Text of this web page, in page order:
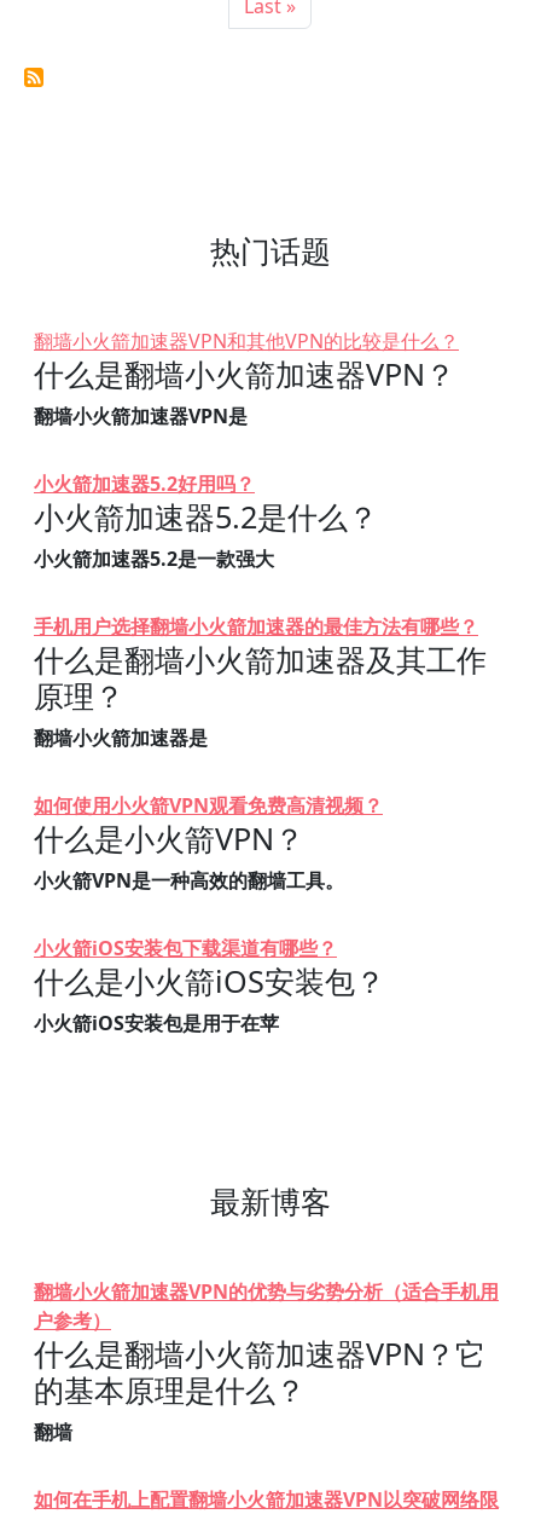
Last »
热门话题
翻墙小火箭加速器VPN和其他VPN的比较是什么？
什么是翻墙小火箭加速器VPN？
翻墙小火箭加速器VPN是
小火箭加速器5.2好用吗？
小火箭加速器5.2是什么？
小火箭加速器5.2是一款强大
手机用户选择翻墙小火箭加速器的最佳方法有哪些？
什么是翻墙小火箭加速器及其工作
原理？
翻墙小火箭加速器是
如何使用小火箭VPN观看免费高清视频？
什么是小火箭VPN？
小火箭VPN是一种高效的翻墙工具。
小火箭iOS安装包下载渠道有哪些？
什么是小火箭iOS安装包？
小火箭iOS安装包是用于在苹
最新博客
翻墙小火箭加速器VPN的优势与劣势分析（适合手机用
户参考）
什么是翻墙小火箭加速器VPN？它
的基本原理是什么？
翻墙
如何在手机上配置翻墙小火箭加速器VPN以突破网络限